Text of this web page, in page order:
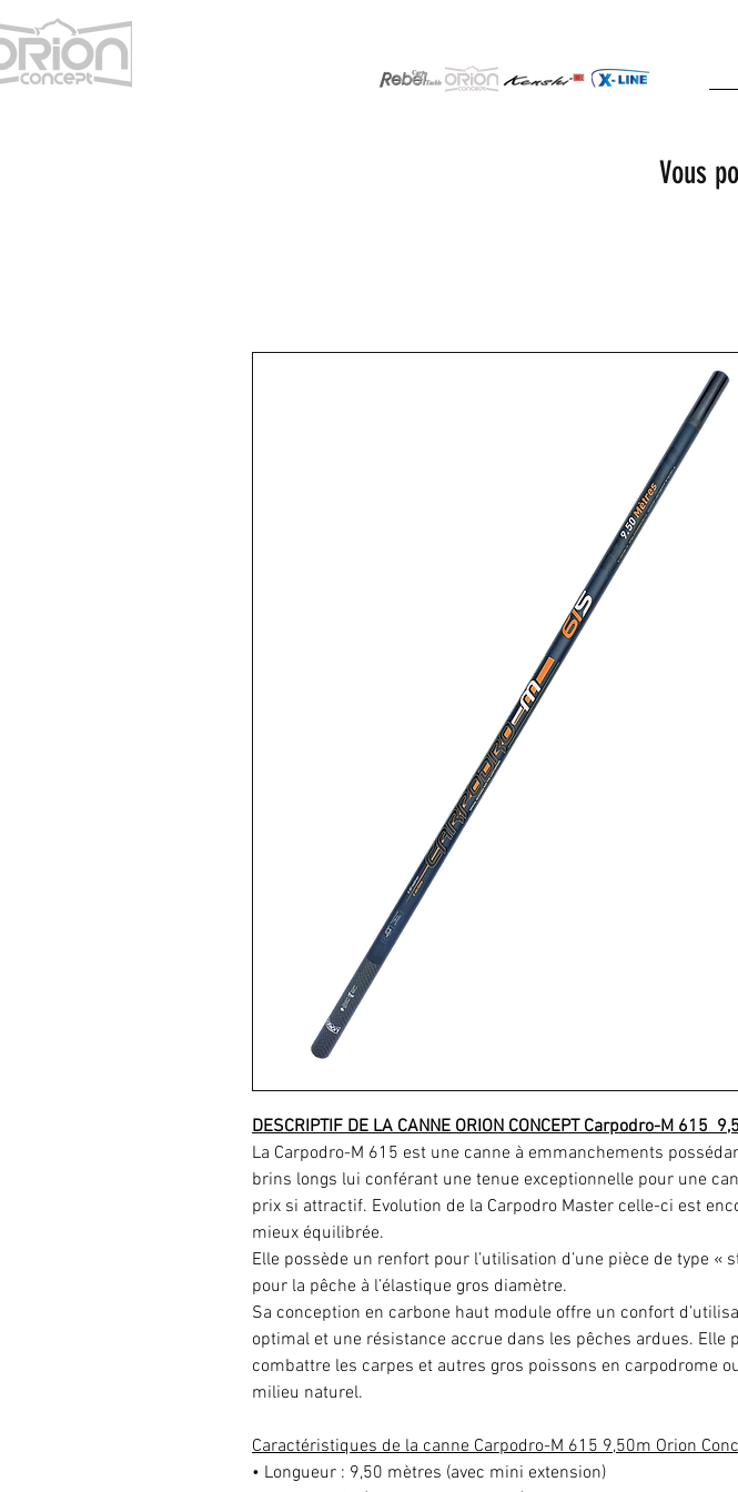
Vous
DESCRIPTIF DE LA CANNE ORION CONCEPT Carpodro-M 615
La Carpodro-M 615 est une canne à emmanchements
brins longs lui conférant une tenue exceptionnelle pour une
prix si attractif. Evolution de la Carpodro Master celle-ci est
mieux équilibrée.
Elle possède un renfort pour l’utilisation d’une pièce de type «
pour la pêche à l’élastique gros diamètre.
Sa conception en carbone haut module offre un confort
optimal et une résistance accrue dans les pêches ardues. Elle
combattre les carpes et autres gros poissons en carpodrome
milieu naturel.
Caractéristiques de la canne Carpodro-M 615 9,50m Orion
• Longueur : 9,50 mètres (avec mini extension)